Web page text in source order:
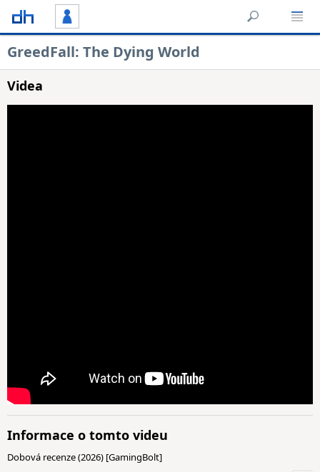
GreedFall: The Dying World
Videa
Informace o tomto videu
Dobová recenze (2026) [GamingBolt]